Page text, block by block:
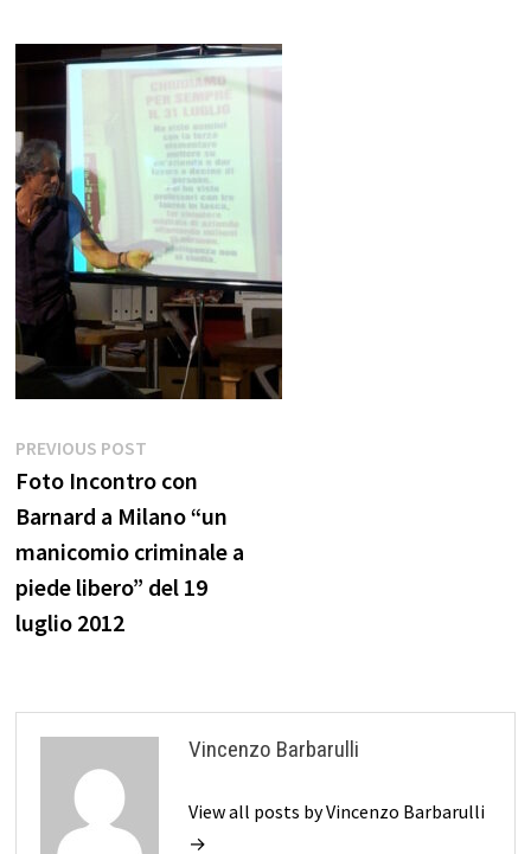
Navigazione
articoli
PREVIOUS POSTPrevious
post:
Foto Incontro con
Barnard a Milano “un
manicomio criminale a
piede libero” del 19
luglio 2012
Vincenzo Barbarulli
View all posts by Vincenzo Barbarulli
→